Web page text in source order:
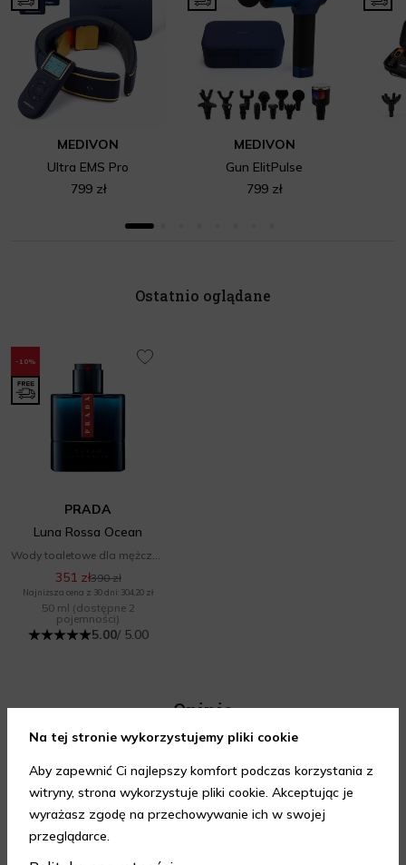
MEDIVON
Ultra EMS Pro
799 zł
MEDIVON
Gun ElitPulse
799 zł
Ostatnio oglądane
-10%
PRADA
Luna Rossa Ocean
351 zł390 zł
Najniższa cena z 30 dni: 304,20 zł
50 ml (dostępne 2
pojemności)
5.00/ 5.00
Opinie
Na tej stronie wykorzystujemy pliki cookie
Aby zapewnić Ci najlepszy komfort podczas korzystania z
witryny, strona wykorzystuje pliki cookie. Akceptując je
wyrażasz zgodę na przechowywanie ich w swojej
przeglądarce.